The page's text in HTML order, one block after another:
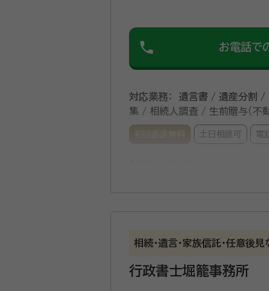
phone お電話で
対応業務：
遺言書 / 遺産分割 /
集 / 相続人調査 / 生前贈与（不
初回面談無料 土日相談可 電
■長年、仙台法務局へ勤めてお
お話を伺います ・専門用語で
相続・遺言・家族信託・任意後
行政書士堀籠事務所